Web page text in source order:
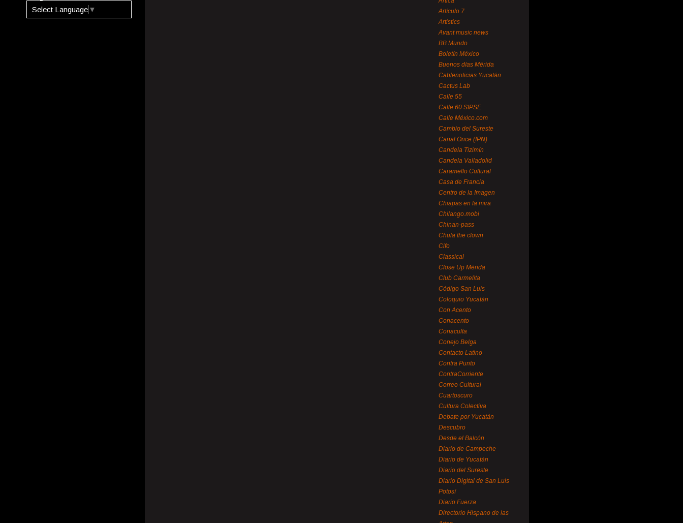
Select Language ▼
Artículo 7
Artistics
Avant music news
BB Mundo
Boletín México
Buenos días Mérida
Cablenoticias Yucatán
Cactus Lab
Calle 55
Calle 60 SIPSE
Calle México.com
Cambio del Sureste
Canal Once (IPN)
Candela Tizimín
Candela Valladolid
Caramello Cultural
Casa de Francia
Centro de la Imagen
Chiapas en la mira
Chilango.mobi
Chinan-pass
Chula the clown
Cifo
Classical
Close Up Mérida
Club Carmelita
Código San Luis
Coloquio Yucatán
Con Acento
Conacento
Conaculta
Conejo Belga
Contacto Latino
Contra Punto
ContraCorriente
Correo Cultural
Cuartoscuro
Cultura Colectiva
Debate por Yucatán
Descubro
Desde el Balcón
Diario de Campeche
Diario de Yucatán
Diario del Sureste
Diario Digital de San Luis
Potosí
Diario Fuerza
Directorio Hispano de las